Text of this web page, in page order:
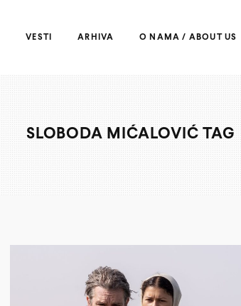
VESTI ARHIVA O NAMA / ABOUT US
SLOBODA MIĆALOVIĆ TAG